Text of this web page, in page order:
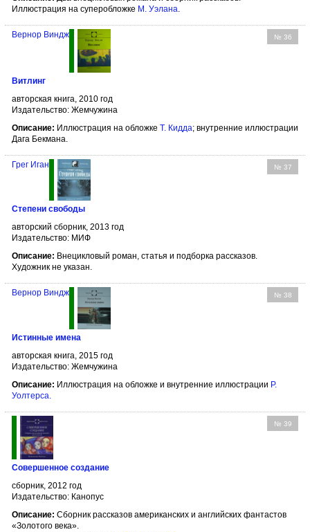
Иллюстрация на суперобложке М. Уэлана.
№ 36
Вернор Виндж
Витлинг
авторская книга, 2010 год
Издательство: Жемчужина
Описание: Иллюстрация на обложке Т. Кидда; внутренние иллюстрации
Дага Бекмана.
№ 37
Грег Иган
Степени свободы
авторский сборник, 2013 год
Издательство: МИФ
Описание: Внецикловый роман, статья и подборка рассказов.
Художник не указан.
№ 38
Вернор Виндж
Истинные имена
авторская книга, 2015 год
Издательство: Жемчужина
Описание: Иллюстрация на обложке и внутренние иллюстрации Р.
Уолтерса.
№ 39
Совершенное создание
сборник, 2012 год
Издательство: Канопус
Описание: Сборник рассказов американских и английских фантастов
«Золотого века».